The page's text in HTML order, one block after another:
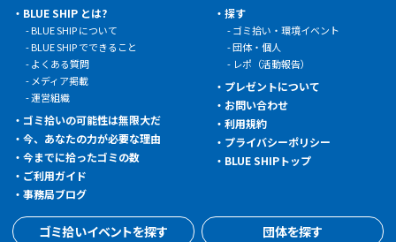
BLUE SHIP とは?
BLUE SHIP について
BLUE SHIP でできること
よくある質問
メディア掲載
運営組織
ゴミ拾いの可能性は無限大だ
今、あなたの力が必要な理由
今までに拾ったゴミの数
ご利用ガイド
事務局ブログ
探す
ゴミ拾い・環境イベント
団体・個人
レポ（活動報告）
プレゼントについて
お問い合わせ
利用規約
プライバシーポリシー
BLUE SHIPトップ
ゴミ拾いイベントを探す 団体を探す